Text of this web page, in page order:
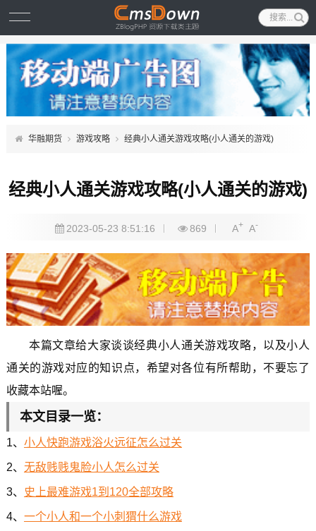
华融期货 游戏攻略 经典小人通关游戏攻略(小人通关的游戏)
经典小人通关游戏攻略(小人通关的游戏)
2023-05-23 8:51:16 869 A+ A-
本篇文章给大家谈谈经典小人通关游戏攻略，以及小人
通关的游戏对应的知识点，希望对各位有所帮助，不要忘了
收藏本站喔。
本文目录一览：
1、 小人快跑游戏浴火远征怎么过关
2、 无敌贱贱鬼脸小人怎么过关
3、 史上最难游戏1到120全部攻略
4、 一个小人和一个小刺猬什么游戏